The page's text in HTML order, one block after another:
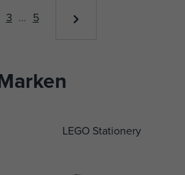
3 … 5
LEGO Stationery